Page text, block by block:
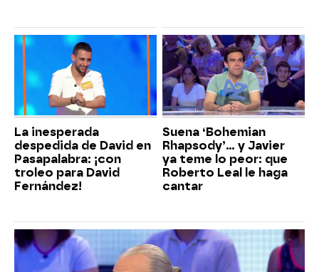
La inesperada
despedida de David en
Pasapalabra: ¡con
troleo para David
Fernández!
Suena ‘Bohemian
Rhapsody’... y Javier
ya teme lo peor: que
Roberto Leal le haga
cantar